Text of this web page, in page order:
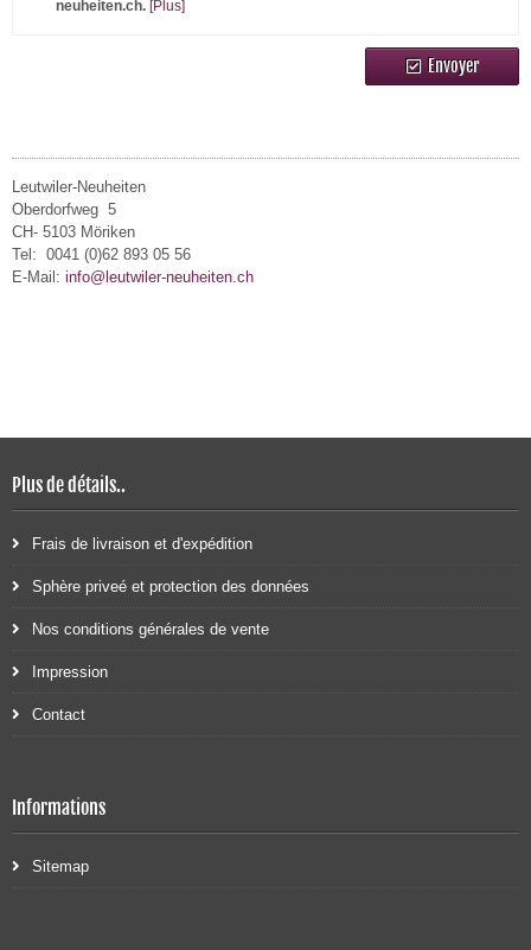
neuheiten.ch. [Plus]
Envoyer
Leutwiler-Neuheiten
Oberdorfweg 5
CH- 5103 Möriken
Tel: 0041 (0)62 893 05 56
E-Mail: info@leutwiler-neuheiten.ch
Plus de détails..
Frais de livraison et d'expédition
Sphère priveé et protection des données
Nos conditions générales de vente
Impression
Contact
Informations
Sitemap